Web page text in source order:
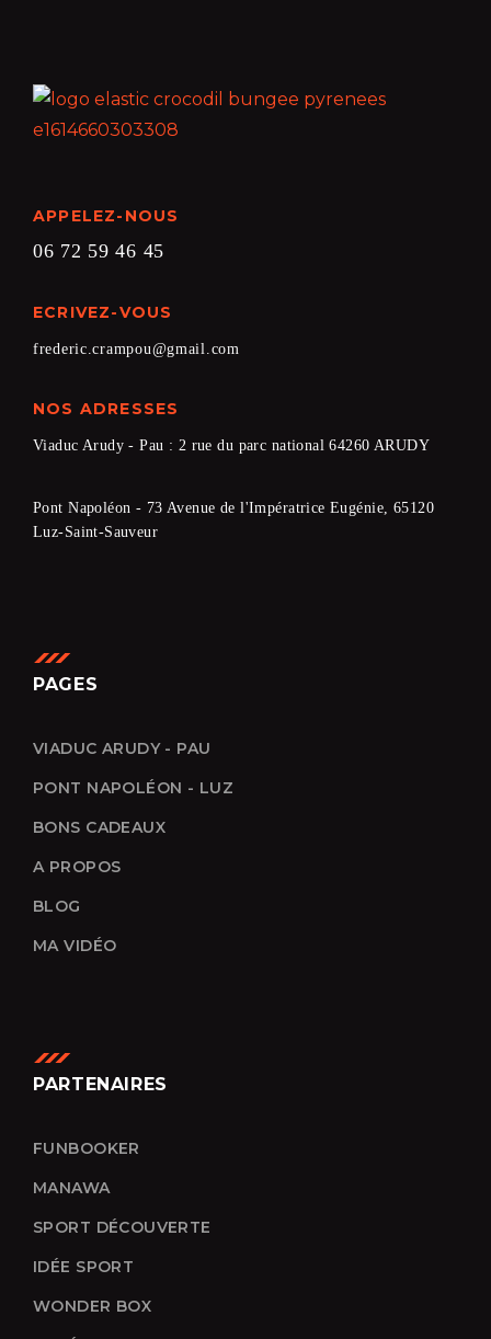
APPELEZ-NOUS
06 72 59 46 45
ECRIVEZ-VOUS
frederic.crampou@gmail.com
NOS ADRESSES
Viaduc Arudy - Pau : 2 rue du parc national 64260 ARUDY
Pont Napoléon - 73 Avenue de l'Impératrice Eugénie, 65120
Luz-Saint-Sauveur
PAGES
VIADUC ARUDY - PAU
PONT NAPOLÉON - LUZ
BONS CADEAUX
A PROPOS
BLOG
MA VIDÉO
PARTENAIRES
FUNBOOKER
MANAWA
SPORT DÉCOUVERTE
IDÉE SPORT
WONDER BOX